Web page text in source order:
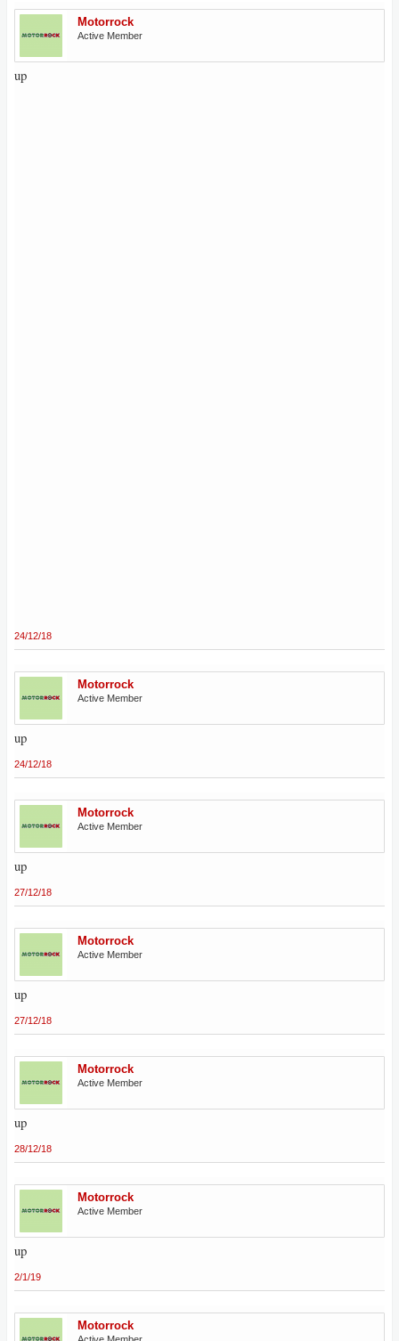
Motorrock
Active Member
up
24/12/18
Motorrock
Active Member
up
24/12/18
Motorrock
Active Member
up
27/12/18
Motorrock
Active Member
up
27/12/18
Motorrock
Active Member
up
28/12/18
Motorrock
Active Member
up
2/1/19
Motorrock